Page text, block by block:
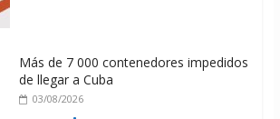
Más de 7 000 contenedores impedidos
de llegar a Cuba
03/08/2026